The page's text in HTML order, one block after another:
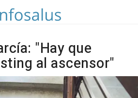
"Hay que
al ascensor"